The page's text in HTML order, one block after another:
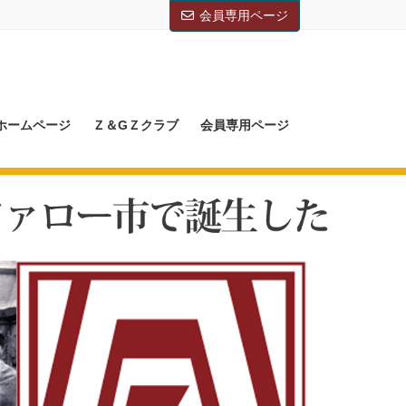
会員専用ページ
ームページ Ｚ＆GＺクラブ 会員専用ページ